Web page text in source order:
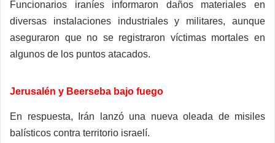
Funcionarios iraníes informaron daños materiales en
diversas instalaciones industriales y militares, aunque
aseguraron que no se registraron víctimas mortales en
algunos de los puntos atacados.
Jerusalén y Beerseba bajo fuego
En respuesta, Irán lanzó una nueva oleada de misiles
balísticos contra territorio israelí.